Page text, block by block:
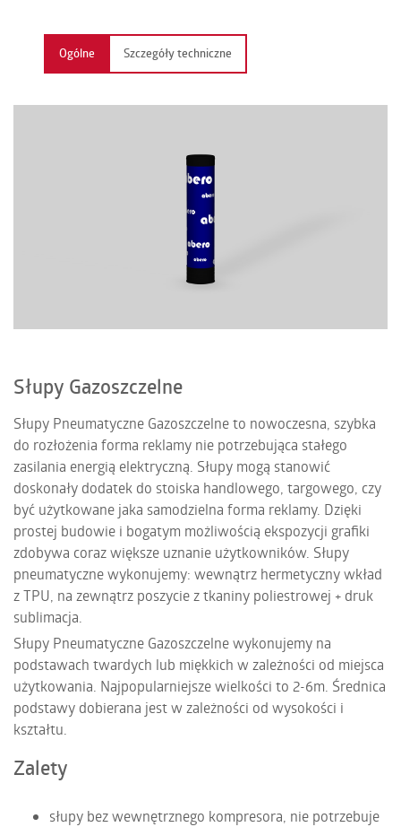
Ogólne Szczegóły techniczne
Słupy Gazoszczelne
Słupy Pneumatyczne Gazoszczelne to nowoczesna, szybka
do rozłożenia forma reklamy nie potrzebująca stałego
zasilania energią elektryczną. Słupy mogą stanowić
doskonały dodatek do stoiska handlowego, targowego, czy
być użytkowane jaka samodzielna forma reklamy. Dzięki
prostej budowie i bogatym możliwością ekspozycji grafiki
zdobywa coraz większe uznanie użytkowników. Słupy
pneumatyczne wykonujemy: wewnątrz hermetyczny wkład
z TPU, na zewnątrz poszycie z tkaniny poliestrowej + druk
sublimacja.
Słupy Pneumatyczne Gazoszczelne wykonujemy na
podstawach twardych lub miękkich w zależności od miejsca
użytkowania. Najpopularniejsze wielkości to 2-6m. Średnica
podstawy dobierana jest w zależności od wysokości i
kształtu.
Zalety
słupy bez wewnętrznego kompresora, nie potrzebuje